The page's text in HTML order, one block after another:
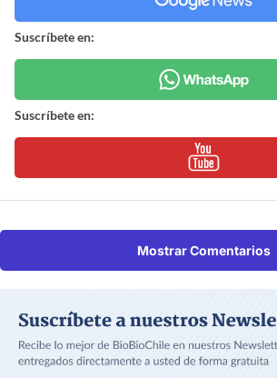
Suscríbete en:
Suscríbete en:
Mostrar Comentarios